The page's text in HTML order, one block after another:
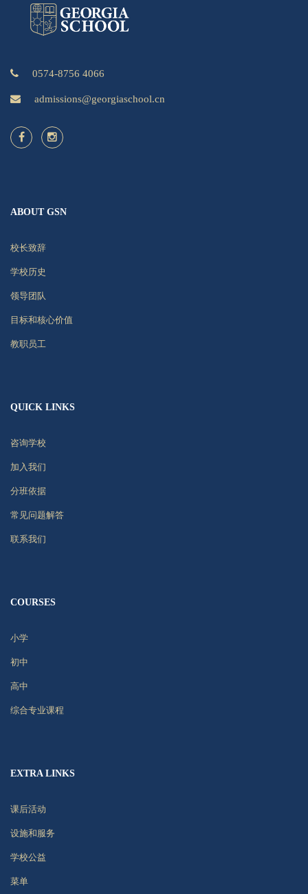
0574-8756 4066
admissions@georgiaschool.cn
ABOUT GSN
校长致辞
学校历史
领导团队
目标和核心价值
教职员工
QUICK LINKS
咨询学校
加入我们
分班依据
常见问题解答
联系我们
COURSES
小学
初中
高中
综合专业课程
EXTRA LINKS
课后活动
设施和服务
学校公益
菜单